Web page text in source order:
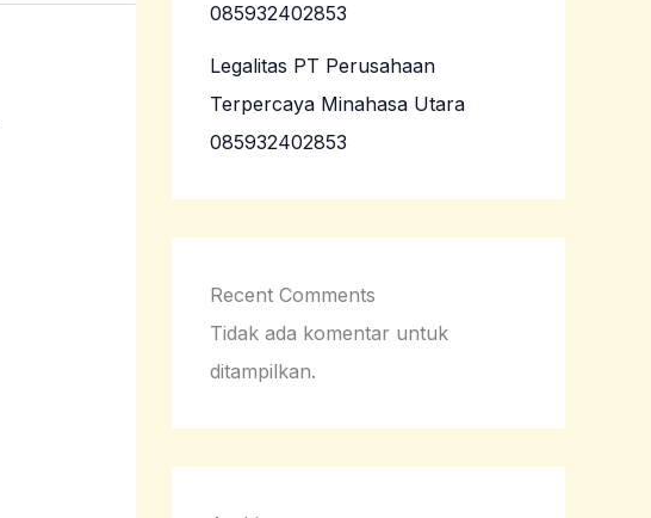
085932402853
Legalitas PT Perusahaan
Terpercaya Minahasa Utara
085932402853
Recent Comments
Tidak ada komentar untuk
ditampilkan.